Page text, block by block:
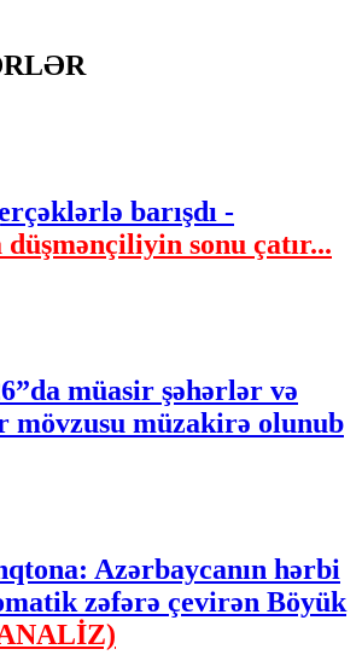
barışdı -
sonu çatır...
müasir şəhərlər və
mövzusu müzakirə olunub
Azərbaycanın hərbi
zəfərə çevirən Böyük